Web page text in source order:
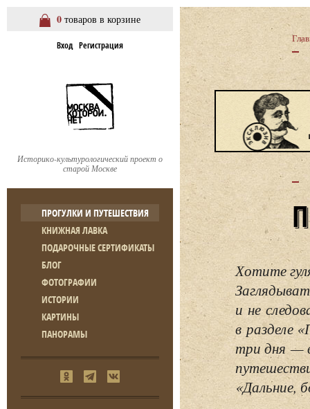
0 товаров в корзине
Вход Регистрация
Историко-культурологический проект о
старой Москве
ПРОГУЛКИ И ПУТЕШЕСТВИЯ
КНИЖНАЯ ЛАВКА
ПОДАРОЧНЫЕ СЕРТИФИКАТЫ
БЛОГ
ФОТОГРАФИИ
ИСТОРИИ
КАРТИНЫ
ПАНОРАМЫ
Хотите
и не
в разделе
три дня —
«Дальние,